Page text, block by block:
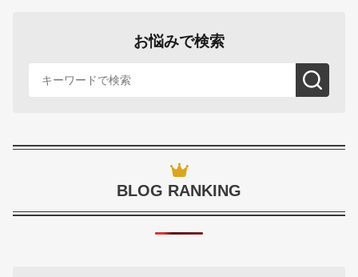
お悩みで検索
BLOG RANKING